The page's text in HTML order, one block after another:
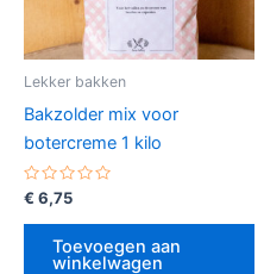
Lekker bakken
Bakzolder mix voor
botercreme 1 kilo
Gewaardeerd
0
uit
€ 6,75
Toevoegen aan
winkelwagen